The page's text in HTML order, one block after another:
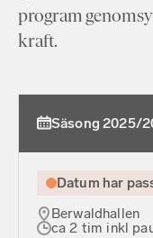
program
kraft.
Säsong 2025/
Datum har
Berwaldhallen
ca 2 tim inkl